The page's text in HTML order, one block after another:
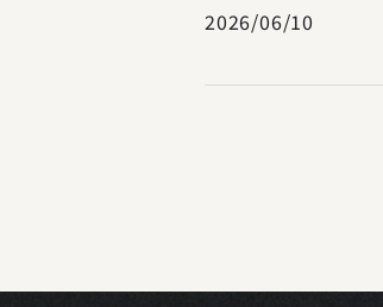
2026/06/10